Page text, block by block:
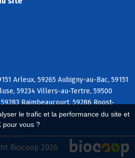
le trafic et la performance du site et
pour vous ?
Arleux, 59265 Aubigny-au-Bac, 59151
59234 Villers-au-Tertre, 59500
Raimbeaucourt, 59286 Roost-
Biocoop 2026